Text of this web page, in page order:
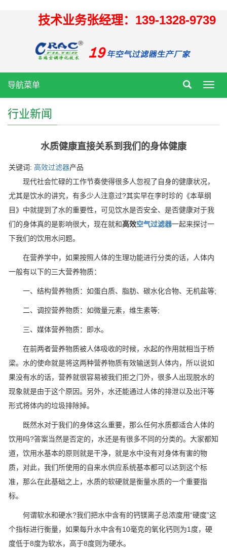
技术业务张经理：139-1328-9739
导航菜单
行业新闻
水质健康直接关系到我们的身体健康
关键词: 高效过滤器产品
现代社会忙碌的工作节奏使得很多人忽视了自身的健康状况，
尤其是饮水的讲究，有多少人注意过?其实早在李时珍的《本草纲
目》中就提到了水的重要性，可见饮水是否安全、是否健康对于我
们的身体真的是影响很大，现在就和高效空气过滤器一起来探讨一
下我们的饮用水问题。
在营养学中，如果按照人体的生理功能进行分类的话，人体内
一般有以下的三大营养物质：
一、结构营养物质：如蛋白质、脂肪、碳水化合物、无机盐等;
二、调控营养物质：如微量元素，维生素等;
三、媒体营养物质：即水。
在前两者营养物质被人体吸收的时候，水起的作用就相当于桥
梁。水的使命就是将这两种营养物质有效输送到人体内，所以说如
果没有水的话，营养就很容易被我们拒之门外，很多人出现脱水的
现象就是由于这个原因。另外，水还能通过人体的排泄以及出汗等
形式将体内的垃圾排除掉。
既然水对于我们的身体这么重要，那么任何水质都适合人体的
饮用吗?答案当然是否定的，水还是有很多不同的分类的。大家都知
道，饮用水基本的原则就是干净，就是水中没有对身体有害的物
质，对此，我们所使用的自来水供应系统基本都可以达到这个标
准，那么在此基础之上，水质的软硬就是衡量水质的一个重要指
标。
何谓软水和硬水?我们把水中含有的钙镁离子总浓度用“硬度”这
个指标进行衡量，如果每升水中含有10毫克的氧化钙则为1度，硬
度低于8度为软水，高于8度则为硬水。